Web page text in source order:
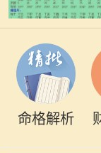
命格解析